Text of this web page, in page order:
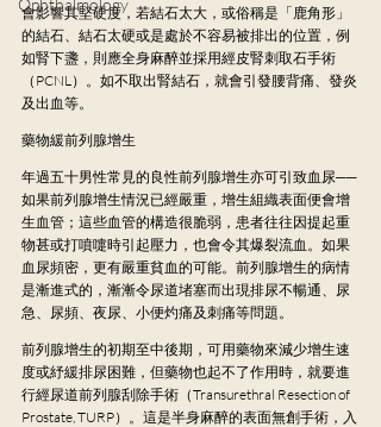
Ophthalmology
會影響其堅硬度，若結石太大，或俗稱是「鹿角形」
的結石、結石太硬或是處於不容易被排出的位置，例
如腎下盞，則應全身麻醉並採用經皮腎刺取石手術
（PCNL）。如不取出腎結石，就會引發腰背痛、發炎
及出血等。
藥物緩前列腺增生
年過五十男性常見的良性前列腺增生亦可引致血尿──
如果前列腺增生情況已經嚴重，增生組織表面便會增
生血管；這些血管的構造很脆弱，患者往往因提起重
物甚或打噴嚏時引起壓力，也會令其爆裂流血。如果
血尿頻密，更有嚴重貧血的可能。前列腺增生的病情
是漸進式的，漸漸令尿道堵塞而出現排尿不暢通、尿
急、尿頻、夜尿、小便灼痛及刺痛等問題。
前列腺增生的初期至中後期，可用藥物來減少增生速
度或紓緩排尿困難，但藥物也起不了作用時，就要進
行經尿道前列腺刮除手術（Transurethral Resection of
Prostate, TURP）。這是半身麻醉的表面無創手術，入